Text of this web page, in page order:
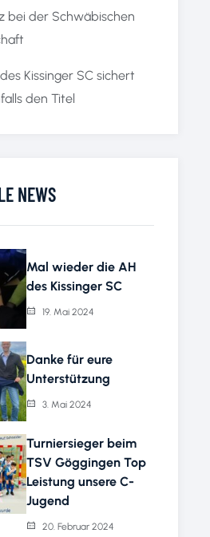
bei der Schwäbischen
des Kissinger SC sichert
den Titel
NEWS
Mal wieder die AH
des Kissinger SC
19. Mai 2024
Danke für eure
Unterstützung
3. Mai 2024
Turniersieger beim
TSV Göggingen Top
Leistung unsere C-
Jugend
20. Februar 2024